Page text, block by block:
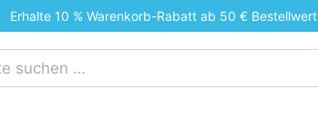
Erhalte 10 % Warenkorb-Rabatt ab 50 € Bestellwert